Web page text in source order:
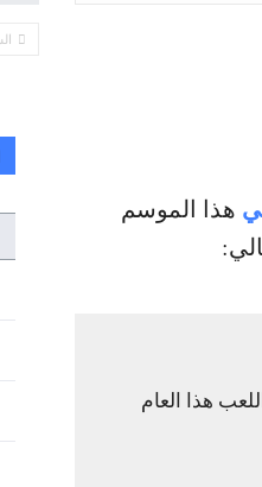
هذا الموسم
هذا العام